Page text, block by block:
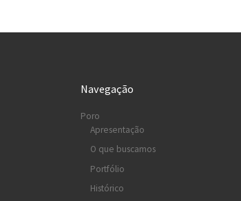
Navegação
Poro
Apresentação
O que buscamos
Portfólio
Histórico